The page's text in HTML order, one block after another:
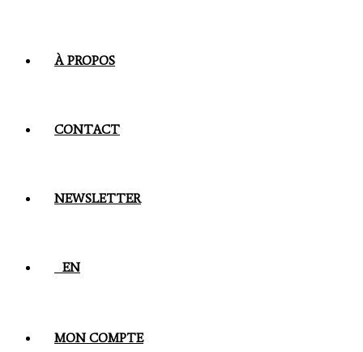
À PROPOS
CONTACT
NEWSLETTER
EN
MON COMPTE